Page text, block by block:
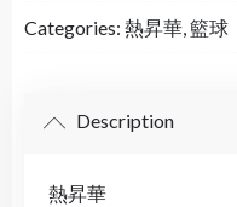
Categories: 熱昇華 籃球
Description
熱昇華